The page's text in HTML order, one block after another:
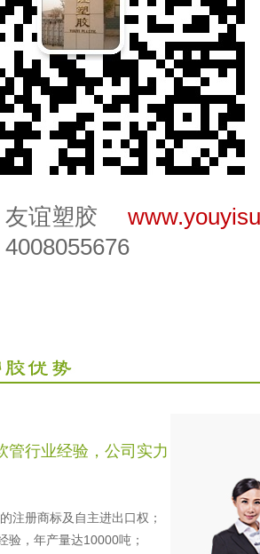
友谊塑胶
管行业经验，公司实力
的注册商标及自主进出口权；
验，年产量达10000吨；